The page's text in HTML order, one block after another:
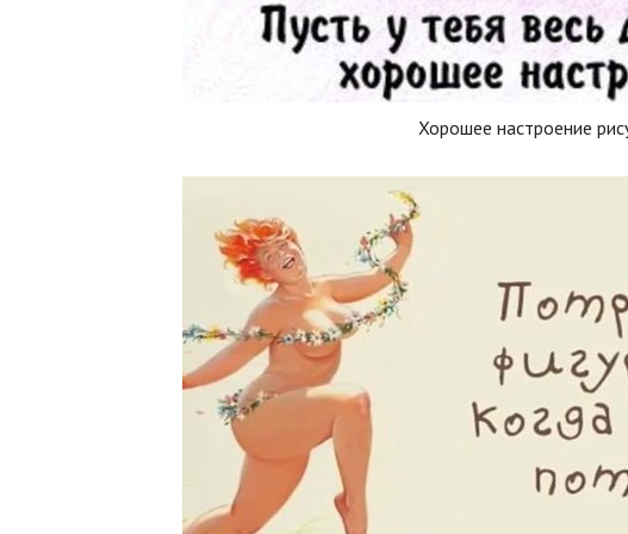
Хорошее настроение